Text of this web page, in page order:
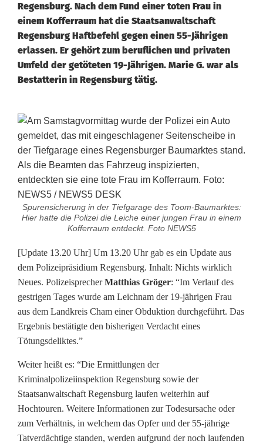
Regensburg. Nach dem Fund einer toten Frau in
einem Kofferraum hat die Staatsanwaltschaft
Regensburg Haftbefehl gegen einen 55-Jährigen
erlassen. Er gehört zum beruflichen und privaten
Umfeld der getöteten 19-Jährigen. Marie G. war als
Bestatterin in Regensburg tätig.
[
U
p
d
a
e
]
T
o
t
e
i
m
K
Spurensicherung in der Tiefgarage des Toom-Baumarktes:
Hier hatte die Polizei die Leiche einer jungen Frau in einem
Kofferraum entdeckt. Foto NEWS5
[Update 13.20 Uhr] Um 13.20 Uhr gab es ein Update aus
dem Polizeipräsidium Regensburg. Inhalt: Nichts wirklich
Neues. PolizeisprecherMatthias Gröger: “Im Verlauf des
gestrigen Tages wurde am Leichnam der 19-jährigen Frau
aus dem Landkreis Cham einer Obduktion durchgeführt. Das
Ergebnis bestätigte den bisherigen Verdacht eines
Tötungsdeliktes.”
Weiter heißt es: “Die Ermittlungen der
Kriminalpolizeiinspektion Regensburg sowie der
Staatsanwaltschaft Regensburg laufen weiterhin auf
Hochtouren. Weitere Informationen zur Todesursache oder
zum Verhältnis, in welchem das Opfer und der 55-jährige
Tatverdächtige standen, werden aufgrund der noch laufenden